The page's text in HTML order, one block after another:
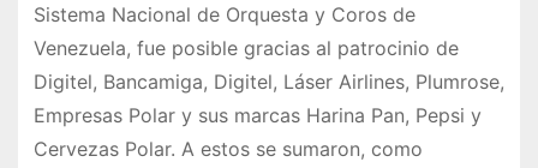
Sistema Nacional de Orquesta y Coros de
Venezuela, fue posible gracias al patrocinio de
Digitel, Bancamiga, Digitel, Láser Airlines, Plumrose,
Empresas Polar y sus marcas Harina Pan, Pepsi y
Cervezas Polar. A estos se sumaron, como